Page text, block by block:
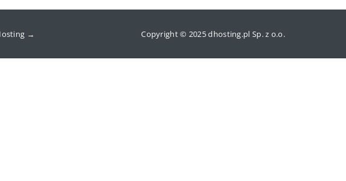
→ Copyright © 2025 dhosting.pl Sp. z o.o.